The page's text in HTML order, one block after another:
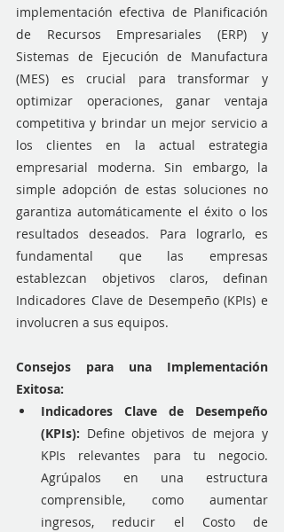
implementación efectiva de Planificación
de Recursos Empresariales (ERP) y
Sistemas de Ejecución de Manufactura
(MES) es crucial para transformar y
optimizar operaciones, ganar ventaja
competitiva y brindar un mejor servicio a
los clientes en la actual estrategia
empresarial moderna. Sin embargo, la
simple adopción de estas soluciones no
garantiza automáticamente el éxito o los
resultados deseados. Para lograrlo, es
fundamental que las empresas
establezcan objetivos claros, definan
Indicadores Clave de Desempeño (KPIs) e
involucren a sus equipos.
Consejos para una Implementación
Exitosa:
Indicadores Clave de Desempeño
(KPIs): Define objetivos de mejora y
KPIs relevantes para tu negocio.
Agrúpalos en una estructura
comprensible, como aumentar
ingresos, reducir el Costo de